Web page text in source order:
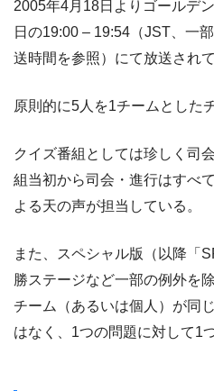
2005年4月18日よりゴールデ
日の19:00 – 19:54（JST、一
送時間を参照）にて放送されて
原則的に5人を1チームとした
クイズ番組としては珍しく司
組当初から司会・進行はすべ
よる天の声が担当している。
また、スペシャル版（以降「
勝ステージなど一部の例外を
チーム（あるいは個人）が同
はなく、1つの問題に対して1